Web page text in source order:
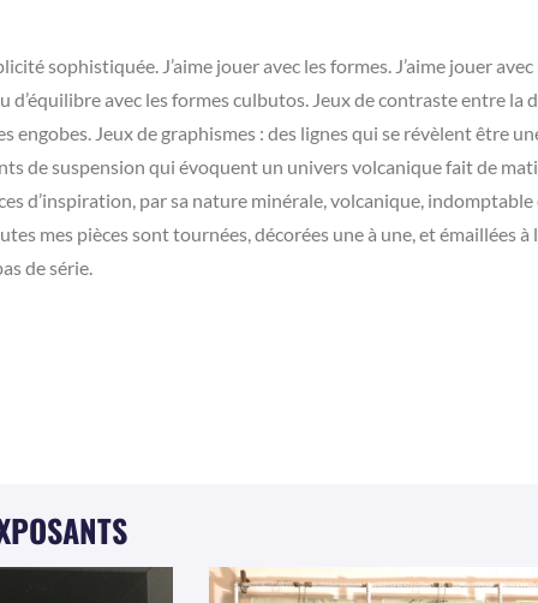
sophistiquée. J’aime jouer avec les formes. J’aime jouer avec
d’équilibre avec les formes culbutos. Jeux de contraste entre la
engobes. Jeux de graphismes : des lignes qui se révèlent être
de suspension qui évoquent un univers volcanique fait de
d’inspiration, par sa nature minérale, volcanique,
mes pièces sont tournées, décorées une à une, et émaillées
de série.